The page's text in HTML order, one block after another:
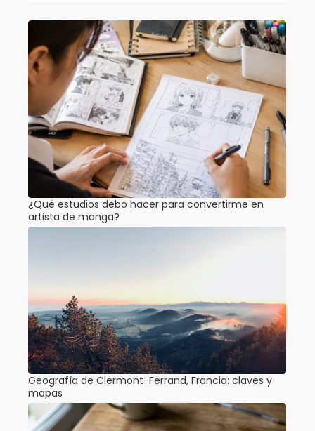
¿Qué estudios debo hacer para convertirme en
artista de manga?
Geografía de Clermont-Ferrand, Francia: claves y
mapas